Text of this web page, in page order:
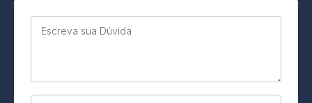
Escreva sua Dúvida